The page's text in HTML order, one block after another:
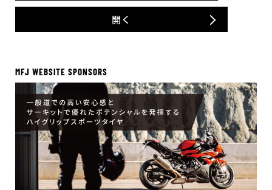
開く
MFJ WEBSITE SPONSORS